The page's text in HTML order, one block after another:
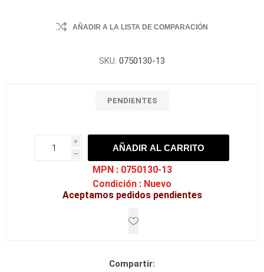
AÑADIR A LA LISTA DE COMPARACIÓN
SKU: 0750130-13
PENDIENTES
i
h
h
AÑADIR AL CARRITO
MPN : 0750130-13
Condición : Nuevo
Aceptamos pedidos pendientes
Compartir: